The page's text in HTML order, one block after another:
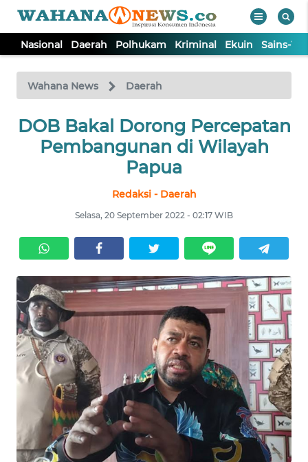
Nasional Daerah Polhukam Kriminal Ekuin Sains-
Wahana News Daerah
DOB Bakal Dorong Percepatan
Pembangunan di Wilayah
Papua
Redaksi - Daerah
Selasa, 20 September 2022 - 02:17 WIB
TV
Tutup
NASIONAL
KRIMINAL
EKUIN
SAINS-TEKNO
KESEHATAN
INTERNASIONAL
SERBA-SERBI